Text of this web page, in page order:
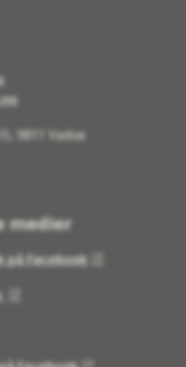
9811 Vadsø
medier
Facebook